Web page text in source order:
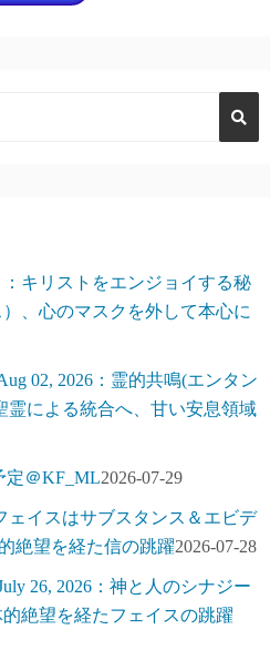
キリストをエンジョイする秘
、心のマスクを外して本心に
02, 2026：霊的共鳴(エンタン
霊による統合へ、甘い安息領域
定＠KF_ML2026-07-29
ェイスはサブスタンス＆エビデ
絶望を経た信の跳躍2026-07-28
26, 2026：神と人のシナジー
絶望を経たフェイスの跳躍